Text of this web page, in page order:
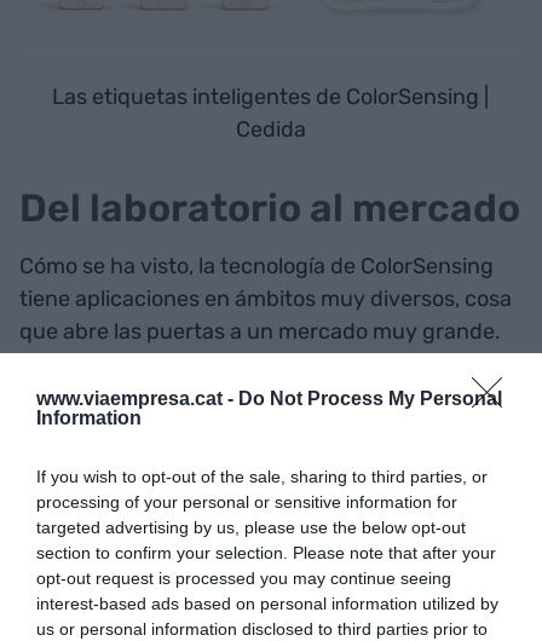
www.viaempresa.cat - Do Not Process My Personal
Information
If you wish to opt-out of the sale, sharing to third parties, or
processing of your personal or sensitive information for
targeted advertising by us, please use the below opt-out
section to confirm your selection. Please note that after your
opt-out request is processed you may continue seeing
interest-based ads based on personal information utilized by
us or personal information disclosed to third parties prior to
Las etiquetas inteligentes de ColorSensing |
Cedida
Del laboratorio al mercado
Cómo se ha visto, la tecnología de ColorSensing
tiene aplicaciones en ámbitos muy diversos, cosa
que abre las puertas a un mercado muy grande.
de negocio, sino que proviene de un desarrollo
científico en el marco universitario. El grupo de
ColorSensing se dedica a desarrollar sensores
para gas más fiables y más económicos que los
actuales. Pero en lugar de hacerlo con
electrónica, como es habitual, lo hacen con
colorimetría. "Así, damos una nueva visión a